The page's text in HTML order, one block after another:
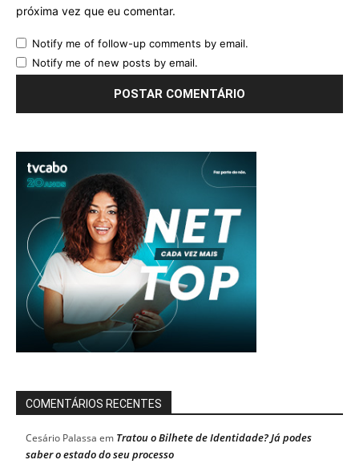
próxima vez que eu comentar.
Notify me of follow-up comments by email.
Notify me of new posts by email.
COMENTÁRIOS RECENTES
Cesário Palassa em Tratou o Bilhete de Identidade? Já podes
saber o estado do seu processo